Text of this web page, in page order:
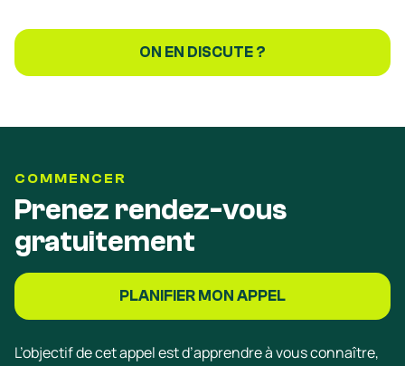
ON EN DISCUTE ?
COMMENCER
Prenez rendez-vous
gratuitement
PLANIFIER MON APPEL
L’objectif de cet appel est d’apprendre à vous connaître,